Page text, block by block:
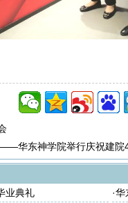
华东神学院举行庆祝建院
业典礼 ·华